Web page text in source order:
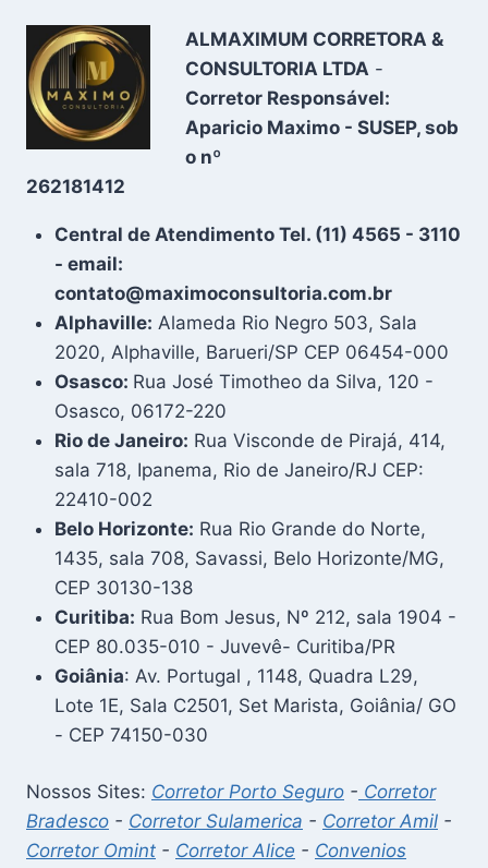
ALMAXIMUM CORRETORA &
CONSULTORIA LTDA -
Corretor Responsável:
Aparicio Maximo - SUSEP, sob
o nº
262181412
Central de Atendimento Tel. (11) 4565 - 3110
- email:
contato@maximoconsultoria.com.br
Alphaville: Alameda Rio Negro 503, Sala
2020, Alphaville, Barueri/SP CEP 06454-000
Osasco: Rua José Timotheo da Silva, 120 -
Osasco, 06172-220
Rio de Janeiro: Rua Visconde de Pirajá, 414,
sala 718, Ipanema, Rio de Janeiro/RJ CEP:
22410-002
Belo Horizonte: Rua Rio Grande do Norte,
1435, sala 708, Savassi, Belo Horizonte/MG,
CEP 30130-138
Curitiba: Rua Bom Jesus, Nº 212, sala 1904 -
CEP 80.035-010 - Juvevê- Curitiba/PR
Goiânia: Av. Portugal , 1148, Quadra L29,
Lote 1E, Sala C2501, Set Marista, Goiânia/ GO
- CEP 74150-030
Nossos Sites: Corretor Porto Seguro - Corretor
Bradesco - Corretor Sulamerica - Corretor Amil -
Corretor Omint - Corretor Alice - Convenios